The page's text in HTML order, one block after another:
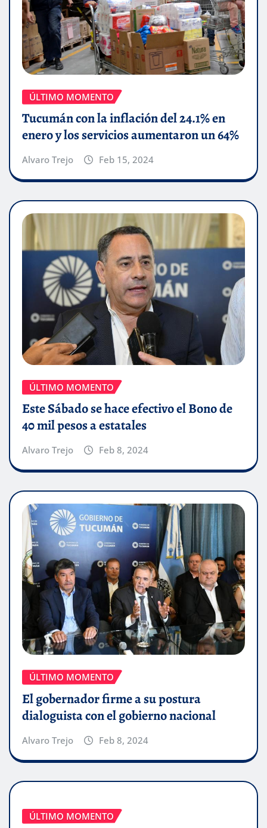
ÚLTIMO MOMENTO
Tucumán con la inflación del 24.1% en
enero y los servicios aumentaron un 64%
Alvaro Trejo Feb 15, 2024
ÚLTIMO MOMENTO
Este Sábado se hace efectivo el Bono de
40 mil pesos a estatales
Alvaro Trejo Feb 8, 2024
ÚLTIMO MOMENTO
El gobernador firme a su postura
dialoguista con el gobierno nacional
Alvaro Trejo Feb 8, 2024
ÚLTIMO MOMENTO